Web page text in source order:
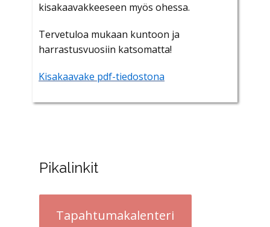
kisakaavakkeeseen myös ohessa.
Tervetuloa mukaan kuntoon ja
harrastusvuosiin katsomatta!
Kisakaavake pdf-tiedostona
Pikalinkit
Tapahtumakalenteri